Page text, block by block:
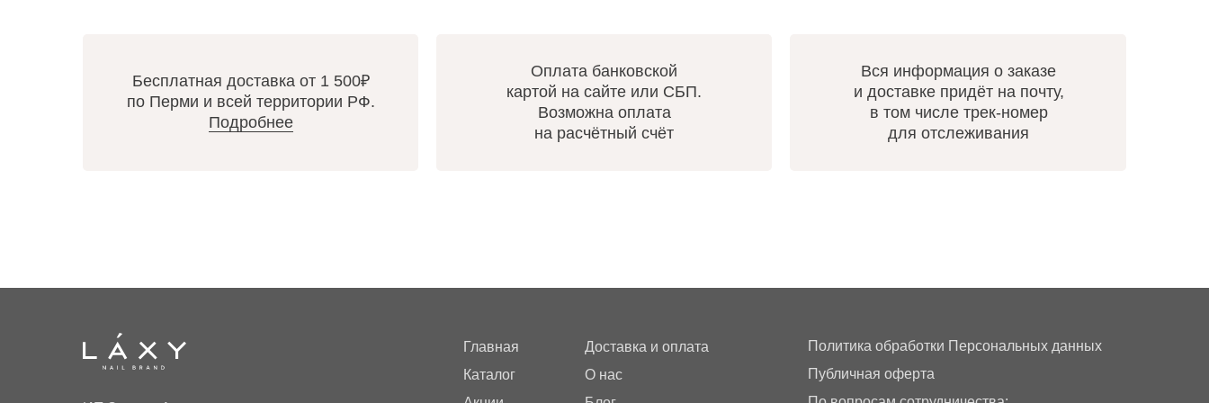
Бесплатная доставка от 1 500₽
по Перми и всей территории РФ.
Подробнее
Оплата банковской
картой на сайте или СБП.
Возможна оплата
на расчётный счёт
Вся информация о заказе
и доставке придёт на почту,
в том числе трек-номер
для отслеживания
Главная
Каталог
Доставка и оплата
О нас
Политика обработки Персональных данных
Публичная оферта